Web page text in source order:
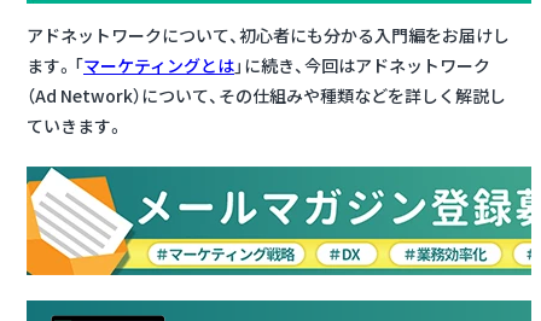
アドネットワークについて、初心者にも分かる入門編をお届けし
ます。「マーケティングとは」に続き、今回はアドネットワーク
（Ad Network）について、その仕組みや種類などを詳しく解説し
ていきます。